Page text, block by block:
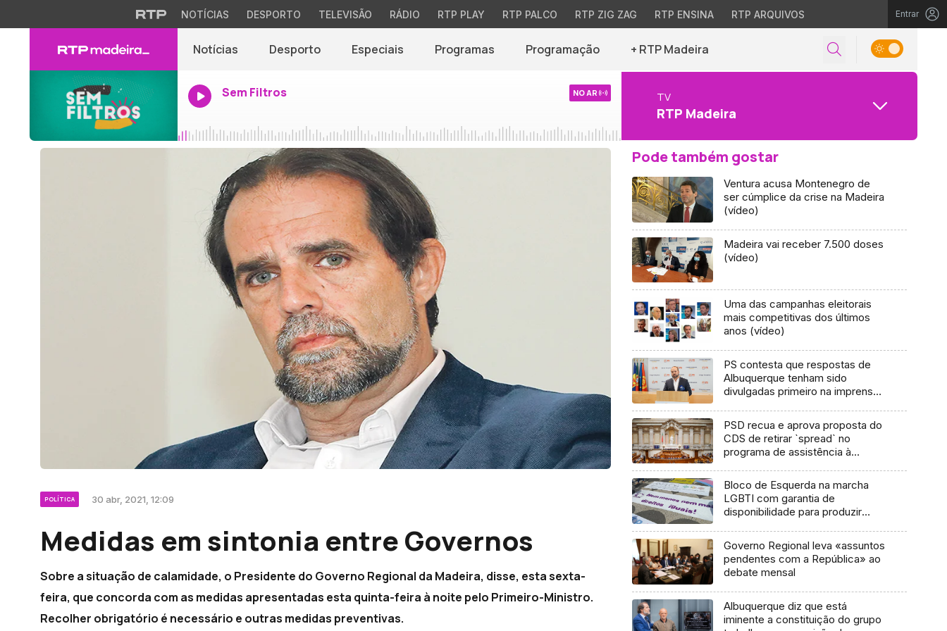
NOTÍCIAS DESPORTO TELEVISÃO RÁDIO RTP PLAY RTP PALCO RTP ZIG ZAG RTP ENSINA RTP ARQUIVOS Entrar
Notícias Desporto Especiais Programas Programação + RTP Madeira
Sem Filtros NO AR TV
RTP Madeira
POLÍTICA 30 abr, 2021, 12:09
Medidas em sintonia entre Governos
Sobre a situação de calamidade, o Presidente do Governo Regional da Madeira, disse, esta sexta-
feira, que concorda com as medidas apresentadas esta quinta-feira à noite pelo Primeiro-Ministro.
Recolher obrigatório é necessário e outras medidas preventivas.
Pode também gostar
Ventura acusa Montenegro de
ser cúmplice da crise na Madeira
(vídeo)
Madeira vai receber 7.500 doses
(vídeo)
Uma das campanhas eleitorais
mais competitivas dos últimos
anos (vídeo)
PS contesta que respostas de
Albuquerque tenham sido
divulgadas primeiro na imprensa
PSD recua e aprova proposta do
CDS de retirar `spread` no
programa de assistência à
Bloco de Esquerda na marcha
LGBTI com garantia de
disponibilidade para produzir
Governo Regional leva «assuntos
pendentes com a República» ao
debate mensal
Albuquerque diz que está
iminente a constituição do grupo